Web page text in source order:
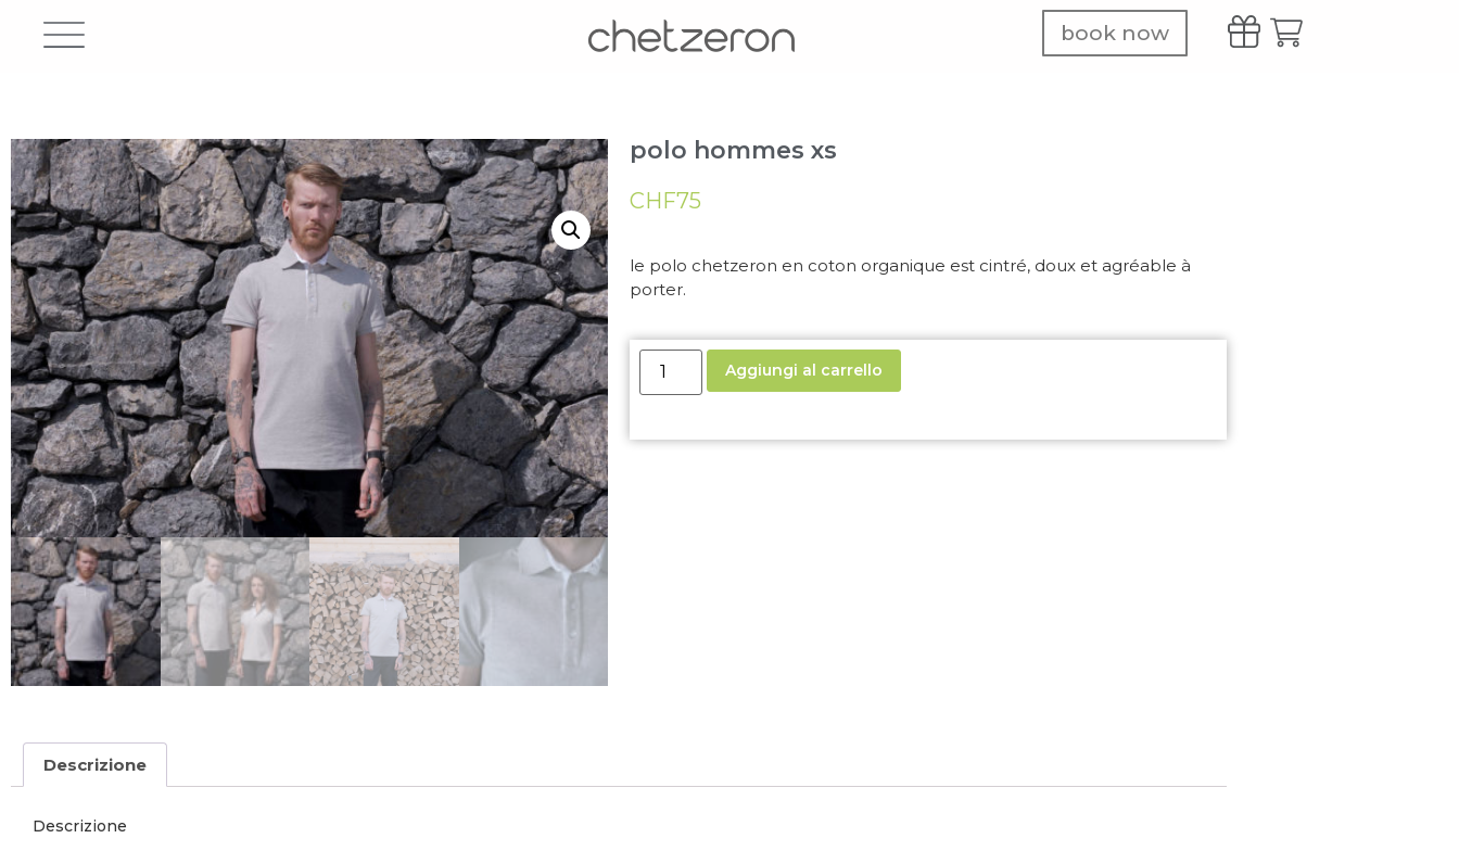
book now
polo hommes xs
CHF75
le polo chetzeron en coton organique est cintré, doux et agréable à
porter.
Aggiungi al carrello
Descrizione
Descrizione